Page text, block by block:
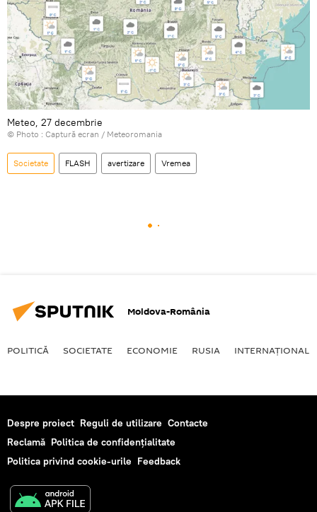
Meteo, 27 decembrie
© Photo : Captură ecran / Meteoromania
Societate FLASH avertizare Vremea
Moldova-România
POLITICĂ SOCIETATE ECONOMIE RUSIA INTERNAŢIONAL
Despre proiect Reguli de utilizare Contacte
Reclamă Politica de confidențialitate
Politica privind cookie-urile Feedback